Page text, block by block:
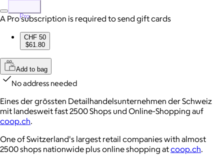
Pro
A Pro subscription is required to send gift cards
CHF 50
$61.80
Add to bag
No address needed
Eines der grössten Detailhandelsunternehmen der Schweiz
mit landesweit fast 2500 Shops und Online-Shopping auf
coop.ch.
One of Switzerland's largest retail companies with almost
2500 shops nationwide plus online shopping atcoop.ch.